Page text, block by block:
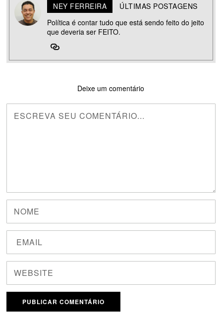
NEY FERREIRA
ÚLTIMAS POSTAGENS
Política é contar tudo que está sendo feito do jeito
que deveria ser FEITO.
Deixe um comentário